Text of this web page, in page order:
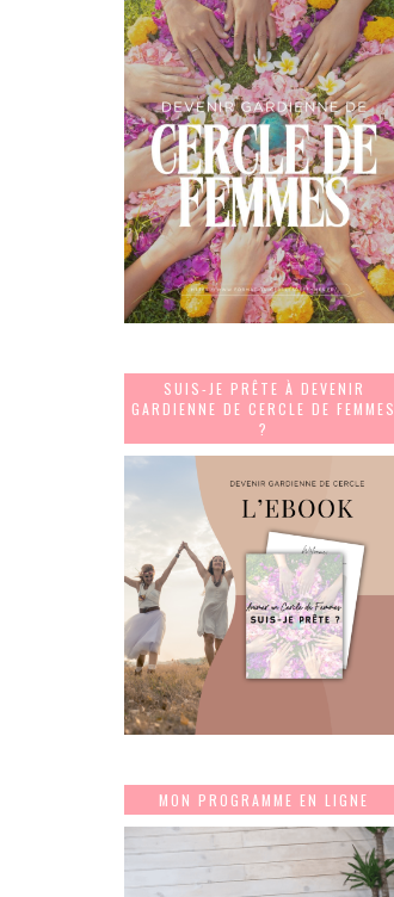
SUIS-JE PRÊTE À DEVENIR
GARDIENNE DE CERCLE DE FEMMES
?
MON PROGRAMME EN LIGNE